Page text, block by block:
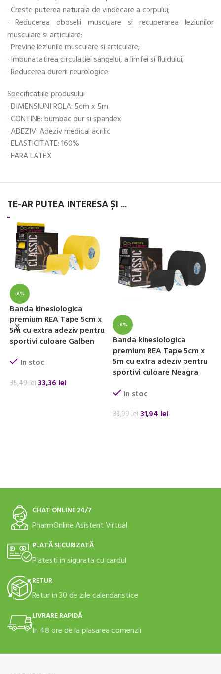
· Creste puterea naturala de vindecare a corpului;
· Reducerea oboselii musculare si recuperarea leziunilor
musculare si articulare;
· Previne leziunile musculare si articulare;
· Imbunatatirea circulatiei sangelui, a limfei si fluidului;
· Reducerea durerii neurologice.
Specificatiile produsului
· DIMENSIUNI ROLA: 5cm x 5m
· CONTINE: bumbac pur si spandex
· ADEZIV: Adeziv medical acrilic
· ELASTICITATE: 160%
· FARA LATEX
TE-AR PUTEA INTERESA ȘI ...
-6%
Banda kinesiologica
premium REA Tape 5cm x
5m cu extra adeziv pentru
sportivi culoare Galben
In stoc
35,49lei 33,36 lei
-6%
Banda kinesiologica
premium REA Tape 5cm x
5m cu extra adeziv pentru
sportivi culoare Neagra
In stoc
33,99lei 31,94 lei
CHAT ONLINE 24/7
PharmOnline Asistent Virtual
PLATĂ SECURIZATĂ
Platesti in sigurata cu cardul
RETUR
Retur in 30 de zile calendaristice
LIVRARE RAPIDĂ
In 48 ore de la plasarea comenzii